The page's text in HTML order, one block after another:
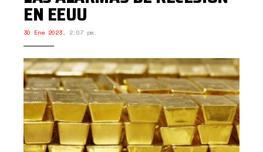
EN EEUU
30 Ene 2023, 2:07 pm.